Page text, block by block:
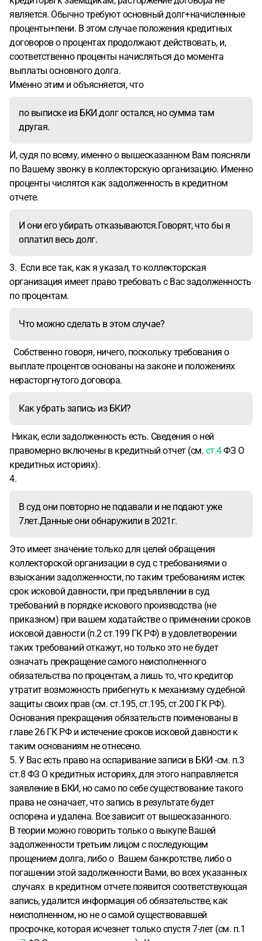
является. Обычно требуют основный долг+начисленные
проценты+пени. В этом случае положения кредитных
договоров о процентах продолжают действовать, и,
соответственно проценты начисляться до момента
выплаты основного долга.
Именно этим и объясняется, что
по выписке из БКИ долг остался, но сумма там
другая.
И, судя по всему, именно о вышесказанном Вам поясняли
по Вашему звонку в коллекторскую организацию. Именно
проценты числятся как задолженность в кредитном
отчете.
И они его убирать отказываются.Говорят, что бы я
оплатил весь долг.
3. Если все так, как я указал, то коллекторская
организация имеет право требовать с Вас задолженность
по процентам.
Что можно сделать в этом случае?
Собственно говоря, ничего, поскольку требования о
выплате процентов основаны на законе и положениях
нерасторгнутого договора.
Как убрать запись из БКИ?
Никак, если задолженность есть. Сведения о ней
правомерно включены в кредитный отчет (см. ст.4ФЗ О
кредитных историях).
4.
В суд они повторно не подавали и не подают уже
7лет.Данные они обнаружили в 2021г.
Это имеет значение только для целей обращения
коллекторской организации в суд с требованиями о
взыскании задолженности, по таким требованиям истек
срок исковой давности, при предъявлении в суд
требований в порядке искового производства (не
приказном) при вашем ходатайстве о применении сроков
исковой давности (п.2 ст.199 ГК РФ) в удовлетворении
таких требований откажут, но только это не будет
означать прекращение самого неисполненного
обязательства по процентам, а лишь то, что кредитор
утратит возможность прибегнуть к механизму судебной
защиты своих прав (см. ст.195, ст.195, ст.200 ГК РФ).
Основания прекращения обязательств поименованы в
главе 26 ГК РФ и истечение сроков исковой давности к
таким основаниям не отнесено.
5. У Вас есть право на оспаривание записи в БКИ -см. п.3
ст.8 ФЗ О кредитных историях, для этого направляется
заявление в БКИ, но само по себе существование такого
права не означает, что запись в результате будет
оспорена и удалена. Все зависит от вышесказанного.
В теории можно говорить только о выкупе Вашей
задолженности третьим лицом с последующим
прощением долга, либо о Вашем банкротстве, либо о
погашении этой задолженности Вами, во всех указанных
случаях в кредитном отчете появится соответствующая
запись, удалится информация об обязательстве, как
неисполненном, но не о самой существовавшей
просрочке, которая исчезнет только спустя 7-лет (см. п.1